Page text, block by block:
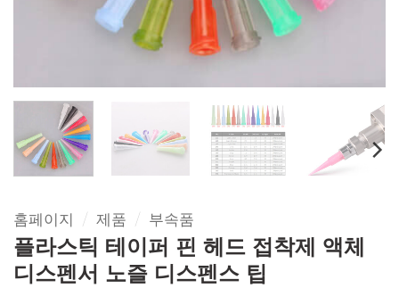
홈페이지 / 제품 / 부속품
플라스틱 테이퍼 핀 헤드 접착제 액체
디스펜서 노즐 디스펜스 팁